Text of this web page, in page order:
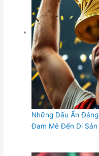
Những Dấu Ấn
Đam Mê Đến Di Sản